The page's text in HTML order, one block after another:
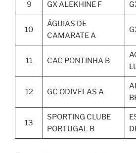
9 GX ALEKHINE F
10
ÁGUIAS DE
CAMARATE A
11 CAC PONTINHA B
12 GC ODIVELAS A
13
SPORTING CLUBE
PORTUGAL B